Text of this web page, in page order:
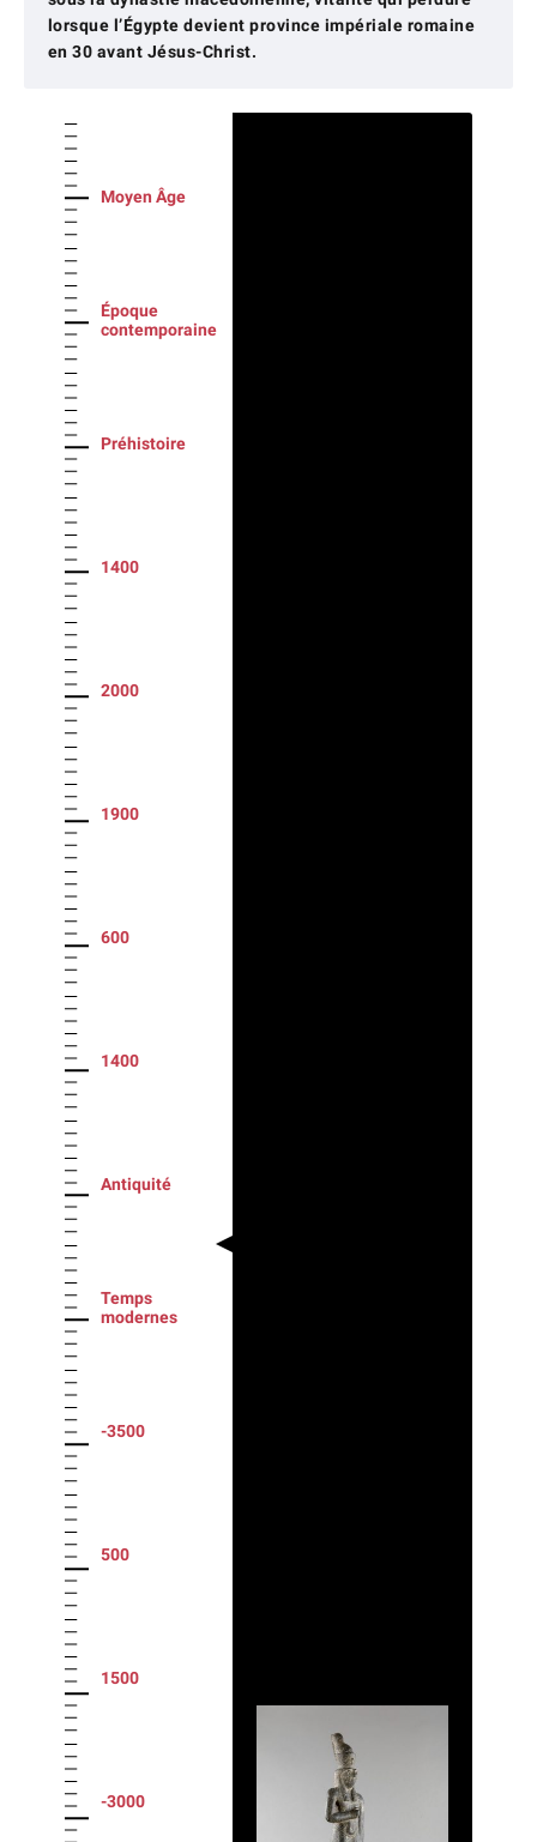
lorsque l’Égypte devient province impériale romaine
en 30 avant Jésus-Christ.
Moyen Âge
Époque
contemporaine
Préhistoire
1400
2000
1900
600
1400
Antiquité
Temps
modernes
-3500
500
1500
-3000